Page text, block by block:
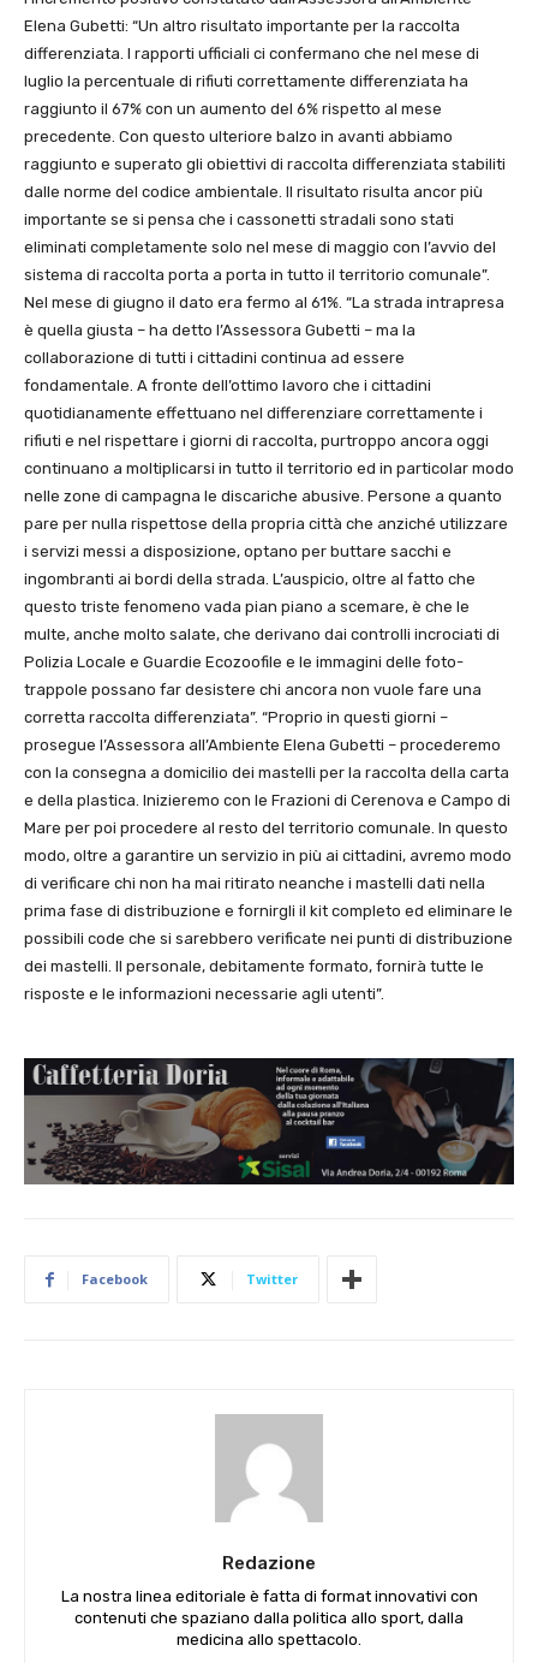
Elena Gubetti: “Un altro risultato importante per la raccolta
differenziata. I rapporti ufficiali ci confermano che nel mese di
luglio la percentuale di rifiuti correttamente differenziata ha
raggiunto il 67% con un aumento del 6% rispetto al mese
precedente. Con questo ulteriore balzo in avanti abbiamo
raggiunto e superato gli obiettivi di raccolta differenziata stabiliti
dalle norme del codice ambientale. Il risultato risulta ancor più
importante se si pensa che i cassonetti stradali sono stati
eliminati completamente solo nel mese di maggio con l’avvio del
sistema di raccolta porta a porta in tutto il territorio comunale”.
Nel mese di giugno il dato era fermo al 61%. “La strada intrapresa
è quella giusta – ha detto l’Assessora Gubetti – ma la
collaborazione di tutti i cittadini continua ad essere
fondamentale. A fronte dell’ottimo lavoro che i cittadini
quotidianamente effettuano nel differenziare correttamente i
rifiuti e nel rispettare i giorni di raccolta, purtroppo ancora oggi
continuano a moltiplicarsi in tutto il territorio ed in particolar modo
nelle zone di campagna le discariche abusive. Persone a quanto
pare per nulla rispettose della propria città che anziché utilizzare
i servizi messi a disposizione, optano per buttare sacchi e
ingombranti ai bordi della strada. L’auspicio, oltre al fatto che
questo triste fenomeno vada pian piano a scemare, è che le
multe, anche molto salate, che derivano dai controlli incrociati di
Polizia Locale e Guardie Ecozoofile e le immagini delle foto-
trappole possano far desistere chi ancora non vuole fare una
corretta raccolta differenziata”. “Proprio in questi giorni –
prosegue l’Assessora all’Ambiente Elena Gubetti – procederemo
con la consegna a domicilio dei mastelli per la raccolta della carta
e della plastica. Inizieremo con le Frazioni di Cerenova e Campo di
Mare per poi procedere al resto del territorio comunale. In questo
modo, oltre a garantire un servizio in più ai cittadini, avremo modo
di verificare chi non ha mai ritirato neanche i mastelli dati nella
prima fase di distribuzione e fornirgli il kit completo ed eliminare le
possibili code che si sarebbero verificate nei punti di distribuzione
dei mastelli. Il personale, debitamente formato, fornirà tutte le
risposte e le informazioni necessarie agli utenti”.
Facebook Twitter
Redazione
La nostra linea editoriale è fatta di format innovativi con
contenuti che spaziano dalla politica allo sport, dalla
medicina allo spettacolo.